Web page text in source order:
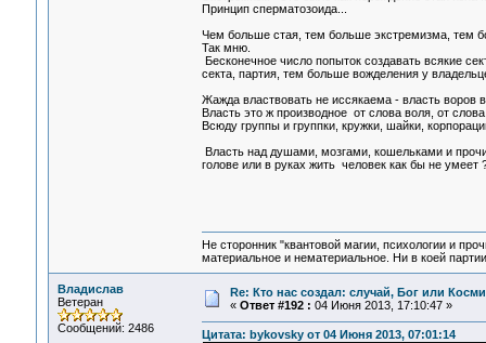
Принцип сперматозоида...
Чем больше стая, тем больше экстремизма, тем
Так мню.
Бесконечное число попыток создавать всякие
секта, партия, тем больше вожделения у
Жажда властвовать не иссякаема - власть воров
Власть это ж производное от слова воля, от
Всюду группы и группки, кружки, шайки,
Власть над душами, мозгами, кошельками и
голове или в руках жить человек как бы не умеет
Не сторонник "квантовой магии, психологии и
материальное и нематериальное. Ни в коей
Владислав
Ветеран
Сообщений: 2486
Re: Кто нас создал: случай, Бог или
« Ответ #192 : 04 Июня 2013, 17:10:47 »
Цитата: bykovsky от 04 Июня 2013, 07:01:14